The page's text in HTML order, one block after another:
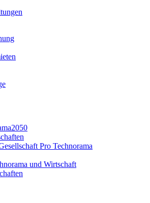
Pro Technorama
und Wirtschaft